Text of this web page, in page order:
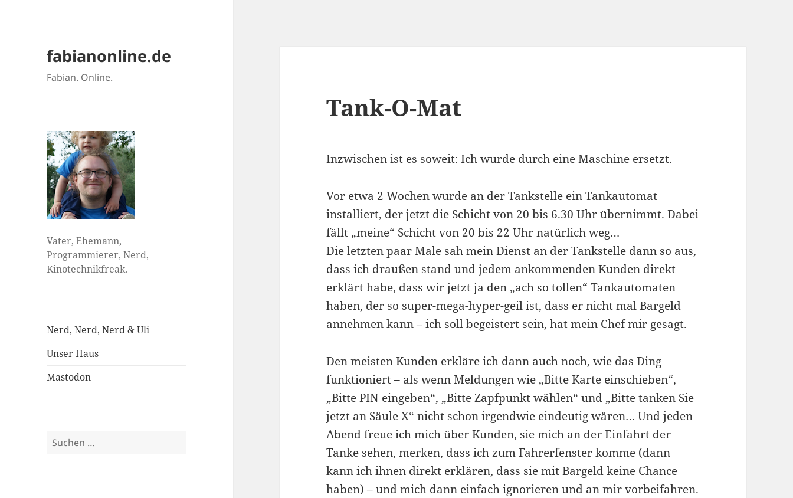
fabianonline.de
Fabian. Online.
Vater, Ehemann,
Programmierer, Nerd,
Kinotechnikfreak.
Nerd, Nerd, Nerd & Uli
Unser Haus
Mastodon
Suchen
nach:
Tank-O-Mat
Inzwischen ist es soweit: Ich wurde durch eine Maschine ersetzt.
Vor etwa 2 Wochen wurde an der Tankstelle ein Tankautomat
installiert, der jetzt die Schicht von 20 bis 6.30 Uhr übernimmt. Dabei
fällt „meine“ Schicht von 20 bis 22 Uhr natürlich weg…
Die letzten paar Male sah mein Dienst an der Tankstelle dann so aus,
dass ich draußen stand und jedem ankommenden Kunden direkt
erklärt habe, dass wir jetzt ja den „ach so tollen“ Tankautomaten
haben, der so super-mega-hyper-geil ist, dass er nicht mal Bargeld
annehmen kann – ich soll begeistert sein, hat mein Chef mir gesagt.
Den meisten Kunden erkläre ich dann auch noch, wie das Ding
funktioniert – als wenn Meldungen wie „Bitte Karte einschieben“,
„Bitte PIN eingeben“, „Bitte Zapfpunkt wählen“ und „Bitte tanken Sie
jetzt an Säule X“ nicht schon irgendwie eindeutig wären… Und jeden
Abend freue ich mich über Kunden, sie mich an der Einfahrt der
Tanke sehen, merken, dass ich zum Fahrerfenster komme (dann
kann ich ihnen direkt erklären, dass sie mit Bargeld keine Chance
haben) – und mich dann einfach ignorieren und an mir vorbeifahren.